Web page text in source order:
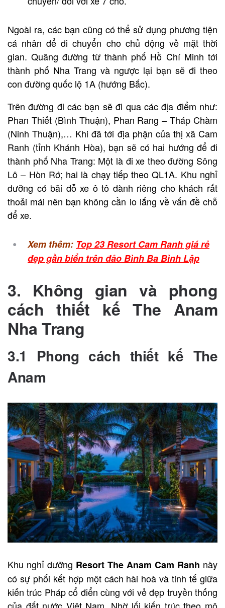
Ngoài ra, các bạn cũng có thể sử dụng phương tiện
cá nhân để di chuyển cho chủ động về mặt thời
gian. Quãng đường từ thành phố Hồ Chí Minh tới
thành phố Nha Trang và ngược lại bạn sẽ đi theo
con đường quốc lộ 1A (hướng Bắc).
Trên đường đi các bạn sẽ đi qua các địa điểm như:
Phan Thiết (Bình Thuận), Phan Rang – Tháp Chàm
(Ninh Thuận),… Khi đã tới địa phận của thị xã Cam
Ranh (tỉnh Khánh Hòa), bạn sẽ có hai hướng để đi
thành phố Nha Trang: Một là đi xe theo đường Sông
Lô – Hòn Rớ; hai là chạy tiếp theo QL1A. Khu nghỉ
dưỡng có bãi đỗ xe ô tô dành riêng cho khách rất
thoải mái nên bạn không cần lo lắng về vấn đề chỗ
để xe.
Xem thêm: Top 23 Resort Cam Ranh giá rẻ
đẹp gần biển trên đảo Bình Ba Bình Lập
3. Không gian và phong
cách thiết kế The Anam
Nha Trang
3.1 Phong cách thiết kế The
Anam
Khu nghỉ dưỡng Resort The Anam Cam Ranh này
có sự phối kết hợp một cách hài hoà và tinh tế giữa
kiến trúc Pháp cổ điển cùng với vẻ đẹp truyền thống